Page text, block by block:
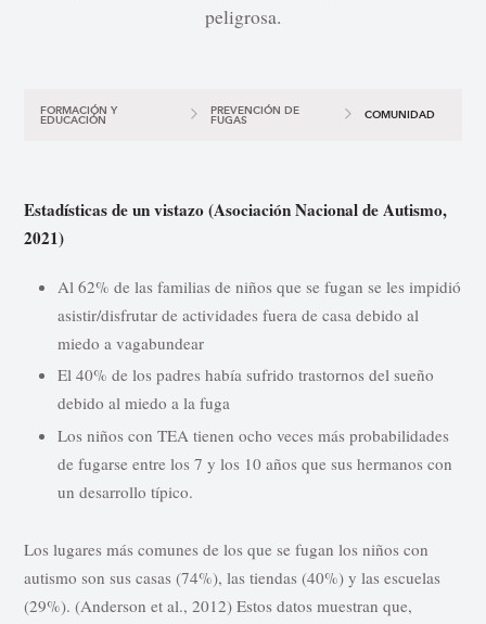
peligrosa.
FORMACIÓN Y
EDUCACIÓN
PREVENCIÓN DE
FUGAS COMUNIDAD
Estadísticas de un vistazo (Asociación Nacional de Autismo,
2021)
Al 62% de las familias de niños que se fugan se les impidió
asistir/disfrutar de actividades fuera de casa debido al
miedo a vagabundear
El 40% de los padres había sufrido trastornos del sueño
debido al miedo a la fuga
Los niños con TEA tienen ocho veces más probabilidades
de fugarse entre los 7 y los 10 años que sus hermanos con
un desarrollo típico.
Los lugares más comunes de los que se fugan los niños con
autismo son sus casas (74%), las tiendas (40%) y las escuelas
(29%). (Anderson et al., 2012) Estos datos muestran que,